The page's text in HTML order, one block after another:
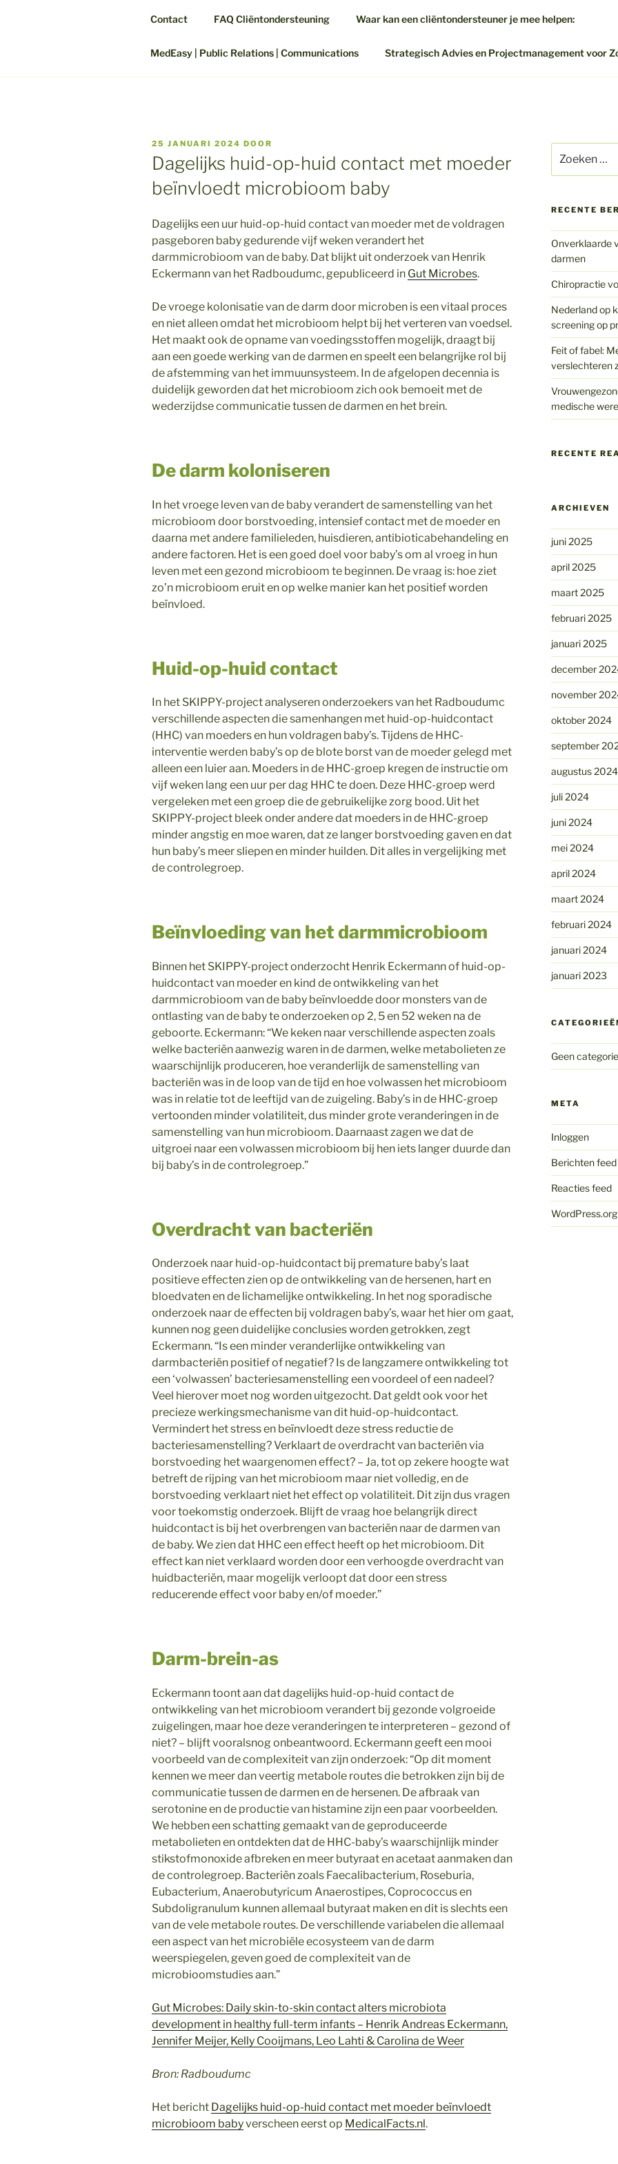
Contact FAQ Cliëntondersteuning Waar kan een cliëntondersteuner je mee helpen:
MedEasy | Public Relations | Communications Strategisch Advies en Projectmanagement voor
GEPLAATST
OP
25 JANUARI 2024 DOOR
Dagelijks huid-op-huid contact met moeder
beïnvloedt microbioom baby
Dagelijks een uur huid-op-huid contact van moeder met de voldragen
pasgeboren baby gedurende vijf weken verandert het
darmmicrobioom van de baby. Dat blijkt uit onderzoek van Henrik
Eckermann van het Radboudumc, gepubliceerd in Gut Microbes.
De vroege kolonisatie van de darm door microben is een vitaal proces
en niet alleen omdat het microbioom helpt bij het verteren van voedsel.
Het maakt ook de opname van voedingsstoffen mogelijk, draagt bij
aan een goede werking van de darmen en speelt een belangrijke rol bij
de afstemming van het immuunsysteem. In de afgelopen decennia is
duidelijk geworden dat het microbioom zich ook bemoeit met de
wederzijdse communicatie tussen de darmen en het brein.
De darm koloniseren
In het vroege leven van de baby verandert de samenstelling van het
microbioom door borstvoeding, intensief contact met de moeder en
daarna met andere familieleden, huisdieren, antibioticabehandeling en
andere factoren. Het is een goed doel voor baby’s om al vroeg in hun
leven met een gezond microbioom te beginnen. De vraag is: hoe ziet
zo’n microbioom eruit en op welke manier kan het positief worden
beïnvloed.
Huid-op-huid contact
In het SKIPPY-project analyseren onderzoekers van het Radboudumc
verschillende aspecten die samenhangen met huid-op-huidcontact
(HHC) van moeders en hun voldragen baby’s. Tijdens de HHC-
interventie werden baby’s op de blote borst van de moeder gelegd met
alleen een luier aan. Moeders in de HHC-groep kregen de instructie om
vijf weken lang een uur per dag HHC te doen. Deze HHC-groep werd
vergeleken met een groep die de gebruikelijke zorg bood. Uit het
SKIPPY-project bleek onder andere dat moeders in de HHC-groep
minder angstig en moe waren, dat ze langer borstvoeding gaven en dat
hun baby’s meer sliepen en minder huilden. Dit alles in vergelijking met
de controlegroep.
Beïnvloeding van het darmmicrobioom
Binnen het SKIPPY-project onderzocht Henrik Eckermann of huid-op-
huidcontact van moeder en kind de ontwikkeling van het
darmmicrobioom van de baby beïnvloedde door monsters van de
ontlasting van de baby te onderzoeken op 2, 5 en 52 weken na de
geboorte. Eckermann: “We keken naar verschillende aspecten zoals
welke bacteriën aanwezig waren in de darmen, welke metabolieten ze
waarschijnlijk produceren, hoe veranderlijk de samenstelling van
bacteriën was in de loop van de tijd en hoe volwassen het microbioom
was in relatie tot de leeftijd van de zuigeling. Baby’s in de HHC-groep
vertoonden minder volatiliteit, dus minder grote veranderingen in de
samenstelling van hun microbioom. Daarnaast zagen we dat de
uitgroei naar een volwassen microbioom bij hen iets langer duurde dan
bij baby’s in de controlegroep.”
Overdracht van bacteriën
Onderzoek naar huid-op-huidcontact bij premature baby’s laat
positieve effecten zien op de ontwikkeling van de hersenen, hart en
bloedvaten en de lichamelijke ontwikkeling. In het nog sporadische
onderzoek naar de effecten bij voldragen baby’s, waar het hier om gaat,
kunnen nog geen duidelijke conclusies worden getrokken, zegt
Eckermann. “Is een minder veranderlijke ontwikkeling van
darmbacteriën positief of negatief? Is de langzamere ontwikkeling tot
een ‘volwassen’ bacteriesamenstelling een voordeel of een nadeel?
Veel hierover moet nog worden uitgezocht. Dat geldt ook voor het
precieze werkingsmechanisme van dit huid-op-huidcontact.
Vermindert het stress en beïnvloedt deze stress reductie de
bacteriesamenstelling? Verklaart de overdracht van bacteriën via
borstvoeding het waargenomen effect? – Ja, tot op zekere hoogte wat
betreft de rijping van het microbioom maar niet volledig, en de
borstvoeding verklaart niet het effect op volatiliteit. Dit zijn dus vragen
voor toekomstig onderzoek. Blijft de vraag hoe belangrijk direct
huidcontact is bij het overbrengen van bacteriën naar de darmen van
de baby. We zien dat HHC een effect heeft op het microbioom. Dit
effect kan niet verklaard worden door een verhoogde overdracht van
huidbacteriën, maar mogelijk verloopt dat door een stress
reducerende effect voor baby en/of moeder.”
Darm-brein-as
Eckermann toont aan dat dagelijks huid-op-huid contact de
ontwikkeling van het microbioom verandert bij gezonde volgroeide
zuigelingen, maar hoe deze veranderingen te interpreteren – gezond of
niet? – blijft vooralsnog onbeantwoord. Eckermann geeft een mooi
voorbeeld van de complexiteit van zijn onderzoek: “Op dit moment
kennen we meer dan veertig metabole routes die betrokken zijn bij de
communicatie tussen de darmen en de hersenen. De afbraak van
serotonine en de productie van histamine zijn een paar voorbeelden.
We hebben een schatting gemaakt van de geproduceerde
metabolieten en ontdekten dat de HHC-baby’s waarschijnlijk minder
stikstofmonoxide afbreken en meer butyraat en acetaat aanmaken dan
de controlegroep. Bacteriën zoals Faecalibacterium, Roseburia,
Eubacterium, Anaerobutyricum Anaerostipes, Coprococcus en
Subdoligranulum kunnen allemaal butyraat maken en dit is slechts een
van de vele metabole routes. De verschillende variabelen die allemaal
een aspect van het microbiële ecosysteem van de darm
weerspiegelen, geven goed de complexiteit van de
microbioomstudies aan.”
Gut Microbes: Daily skin-to-skin contact alters microbiota
development in healthy full-term infants – Henrik Andreas Eckermann,
Jennifer Meijer, Kelly Cooijmans, Leo Lahti & Carolina de Weer
Bron: Radboudumc
Het bericht Dagelijks huid-op-huid contact met moeder beïnvloedt
microbioom babyverscheen eerst op MedicalFacts.nl.
naar:
RECENTE
Onverklaarde
darmen
Chiropractie
Nederland op
screening op
Feit of fabel:
verslechteren
medische
RECENTE
ARCHIEVEN
juni 2025
april 2025
maart 2025
februari 2025
januari 2025
december
november
oktober 2024
september
augustus 2024
juli 2024
juni 2024
mei 2024
april 2024
maart 2024
februari 2024
januari 2024
januari 2023
Geen categorie
META
Inloggen
Berichten feed
Reacties feed
WordPress.org